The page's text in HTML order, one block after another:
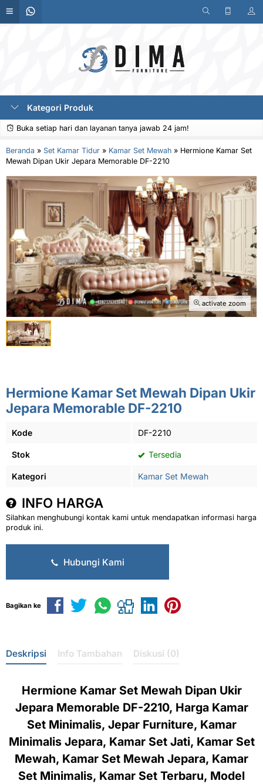
Kategori Produk
Buka setiap hari dan layanan tanya jawab 24 jam!
Beranda » Set Kamar Tidur » Kamar Set Mewah » Hermione Kamar Set
Mewah Dipan Ukir Jepara Memorable DF-2210
activate zoom
Hermione Kamar Set Mewah Dipan Ukir
Jepara Memorable DF-2210
Kode DF-2210
Stok Tersedia
Kategori Kamar Set Mewah
INFO HARGA
Silahkan menghubungi kontak kami untuk mendapatkan informasi harga
produk ini.
Hubungi Kami
Bagikan ke
Deskripsi Info Tambahan Diskusi (0)
Hermione Kamar Set Mewah Dipan Ukir
Jepara Memorable DF-2210, Harga Kamar
Set Minimalis, Jepar Furniture, Kamar
Minimalis Jepara, Kamar Set Jati, Kamar Set
Mewah, Kamar Set Mewah Jepara, Kamar
Set Minimalis, Kamar Set Terbaru, Model